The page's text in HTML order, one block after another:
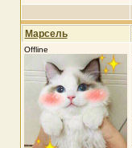
Марсель
Offline